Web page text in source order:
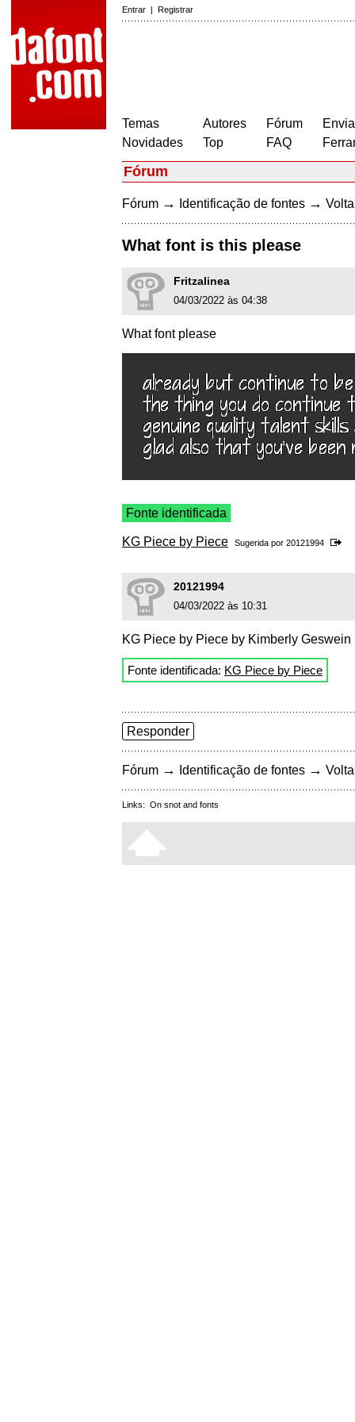
Entrar | Registrar
Temas
Novidades
Autores
Top
Fórum
FAQ
Fórum
Fórum → Identificação de fontes →
What font is this please
Fritzalinea
04/03/2022 às 04:38
What font please
Fonte identificada
KG Piece by Piece Sugerida por 20121994
20121994
04/03/2022 às 10:31
KG Piece by Piece by Kimberly Geswein
Fonte identificada: KG Piece by Piece
Responder
Fórum → Identificação de fontes →
Links: On snot and fonts